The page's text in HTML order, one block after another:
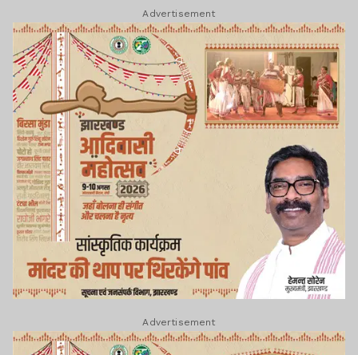
Advertisement
Advertisement